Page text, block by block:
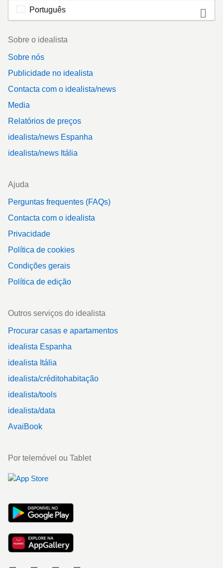
Português
Footer
Sobre o idealista
Sobre nós
Publicidade no idealista
Contacta com o idealista/news
Media
Relatórios de preços
idealista/news Espanha
idealista/news Itália
Ajuda
Perguntas frequentes (FAQs)
Contacta com o idealista
Privacidade
Política de cookies
Condições gerais
Política de edição
Outros serviços do idealista
Procurar casas e apartamentos
idealista Espanha
idealista Itália
idealista/créditohabitação
idealista/tools
idealista/data
AvaiBook
Por telemóvel ou Tablet